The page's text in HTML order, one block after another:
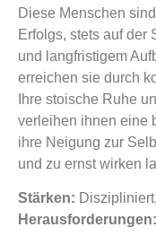
Diese Menschen
Erfolgs, stets auf der
und langfristigem
erreichen sie durch
Ihre stoische Ruhe
verleihen ihnen eine
ihre Neigung zur
und zu ernst wirken
Stärken:
Herausforderungen: